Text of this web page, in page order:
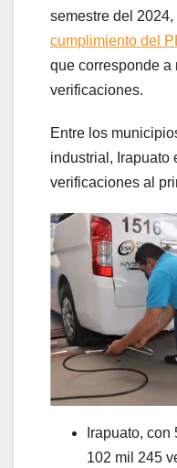
semestre del 2024,
cumplimiento del
que corresponde a
verificaciones.
Entre los
industrial, Irapuato
verificaciones al
Irapuato,
102 mil 245